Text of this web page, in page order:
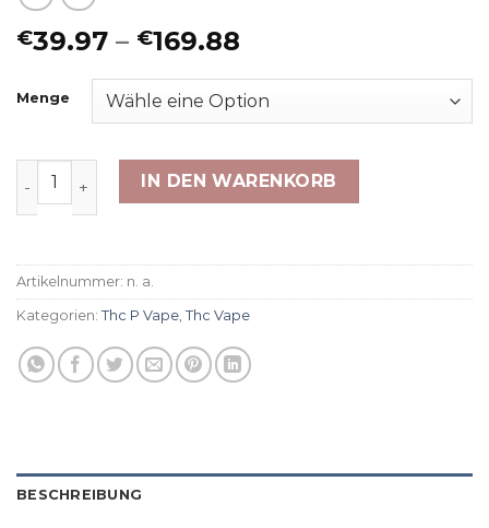
€39.97 – €169.88
bis
€169.88
Menge
THCv Vape Papaya Punch 79% Menge
IN DEN WARENKORB
Artikelnummer: n. a.
Kategorien: Thc P Vape, Thc Vape
BESCHREIBUNG